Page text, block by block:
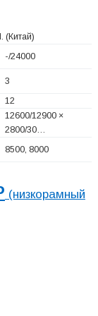
(Китай)
-/24000
3
12
12600/12900 ×
2800/30…
8500, 8000
(низкорамный